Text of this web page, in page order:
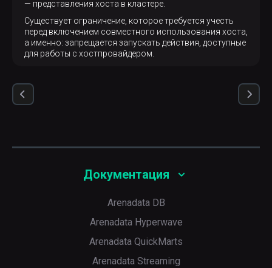
— представления хоста в кластере.
Существует ограничение, которое требуется учесть
перед включением совместного использования хоста,
а именно: запрещается запускать действия, доступные
для работы с хостпровайдером.
Документация
Arenadata DB
Arenadata Hyperwave
Arenadata QuickMarts
Arenadata Streaming